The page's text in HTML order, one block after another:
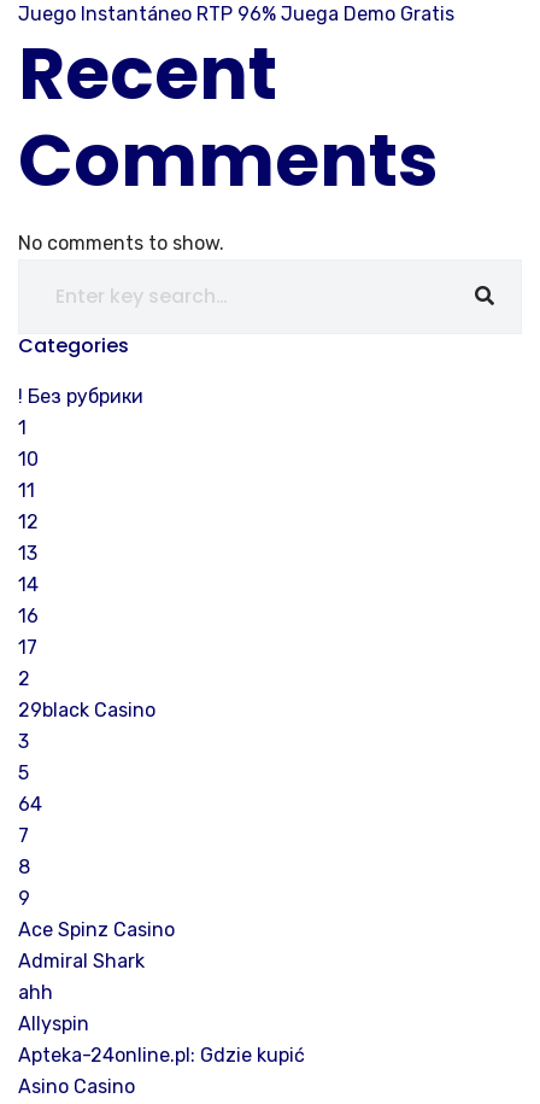
Juego Instantáneo RTP 96% Juega Demo Gratis
Recent
Comments
No comments to show.
Categories
! Без рубрики
1
10
11
12
13
14
16
17
2
29black Casino
3
5
64
7
8
9
Ace Spinz Casino
Admiral Shark
ahh
Allyspin
Apteka-24online.pl: Gdzie kupić
Asino Casino